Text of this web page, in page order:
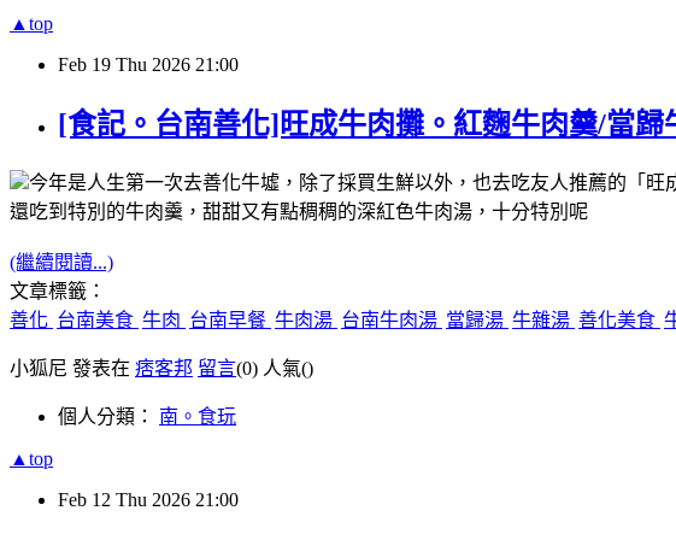
▲top
Feb 19 Thu 2026 21:00
[食記。台南善化]旺成牛肉攤。紅麴牛肉羹/當
今年是人生第一次去善化牛墟，除了採買生鮮以外，也去吃友人推薦的「旺
還吃到特別的牛肉羹，甜甜又有點稠稠的深紅色牛肉湯，十分特別呢
(繼續閱讀...)
文章標籤：
善化 台南美食 牛肉 台南早餐 牛肉湯 台南牛肉湯 當歸湯 牛雜湯 善化美食
小狐尼 發表在 痞客邦 留言(0) 人氣()
個人分類： 南。食玩
▲top
Feb 12 Thu 2026 21:00